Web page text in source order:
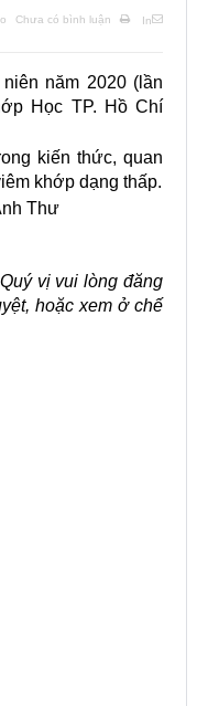
Chưa có bình luận
In
năm 2020 (lần
Học TP. Hồ Chí
kiến thức, quan
khớp dạng thấp.
Thư
vị vui lòng đăng
hoặc xem ở chế